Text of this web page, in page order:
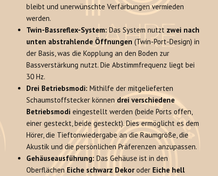
bleibt und unerwünschte Verfärbungen vermieden
werden.
Twin-Bassreflex-System: Das System nutzt zwei nach
unten abstrahlende Öffnungen (Twin-Port-Design) in
der Basis, was die Kopplung an den Boden zur
Bassverstärkung nutzt. Die Abstimmfrequenz liegt bei
30 Hz.
Drei Betriebsmodi: Mithilfe der mitgelieferten
Schaumstoffstecker können drei verschiedene
Betriebsmodi eingestellt werden (beide Ports offen,
einer gesteckt, beide gesteckt). Dies ermöglicht es dem
Hörer, die Tieftonwiedergabe an die Raumgröße, die
Akustik und die persönlichen Präferenzen anzupassen.
Gehäuseausführung: Das Gehäuse ist in den
Oberflächen Eiche schwarz Dekoroder Eiche hell